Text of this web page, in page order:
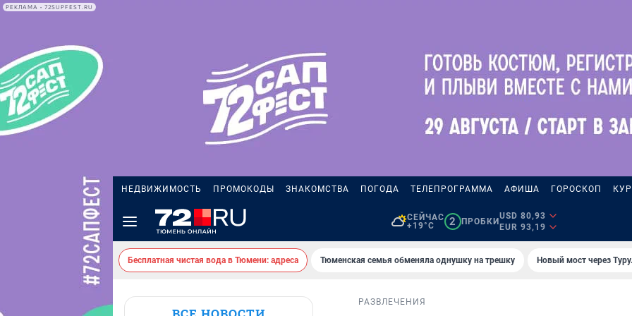
РЕКЛАМА • 72SUPFEST.RU
НЕДВИЖИМОСТЬ ПРОМОКОДЫ ЗНАКОМСТВА ПОГОДА ТЕЛЕПРОГРАММА АФИША ГОРОСКОП
СЕЙЧАС
+19°C
2 ПРОБКИ
USD 80,93
EUR 93,19
Бесплатная чистая вода в Тюмени: адреса Тюменская семья обменяла однушку на трешку Новый мост через
РАЗВЛЕЧЕНИЯ